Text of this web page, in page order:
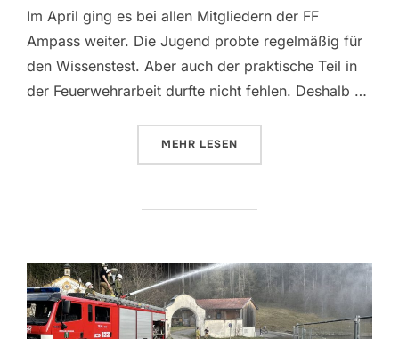
Im April ging es bei allen Mitgliedern der FF
Ampass weiter. Die Jugend probte regelmäßig für
den Wissenstest. Aber auch der praktische Teil in
der Feuerwehrarbeit durfte nicht fehlen. Deshalb …
MEHR ÜBER „APRIL IN DER FF
LESEN